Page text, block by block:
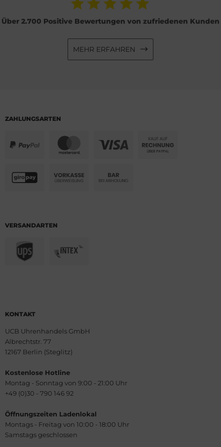
Über 2.700 Positive Bewertungen von zufriedenen Kunden
MEHR ERFAHREN
ZAHLUNGSARTEN
VERSANDARTEN
KONTAKT
UCB Uhrenhandels GmbH
Albrechtstr. 77
12167 Berlin (Steglitz)
Kostenlose Hotline
Montag - Sonntag von 9:00 - 21:00 Uhr
+49 (0)30 - 790 146 92
Öffnungszeiten Ladenlokal
Montags - Freitag von 10:00 - 18:00 Uhr
Samstags geschlossen